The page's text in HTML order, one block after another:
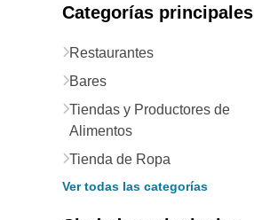
Categorías principales
Restaurantes
Bares
Tiendas y Productores de
Alimentos
Tienda de Ropa
Ver todas las categorías